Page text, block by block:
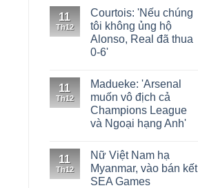
11
Th12
Courtois: 'Nếu chúng
tôi không ủng hộ
Alonso, Real đã thua
0-6'
11
Th12
Madueke: 'Arsenal
muốn vô địch cả
Champions League
và Ngoại hạng Anh'
11
Th12
Nữ Việt Nam hạ
Myanmar, vào bán kết
SEA Games